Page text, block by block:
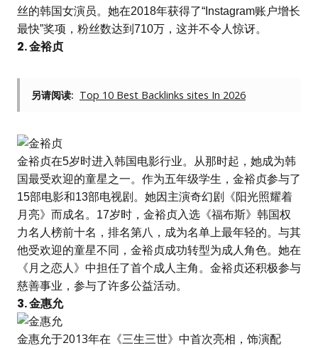
丝的韩国女演员。她在2018年获得了“Instagram账户增长
最快”奖项，粉丝数达到710万，这并不令人惊讶。
2. 金裕贞
另请阅读: Top 10 Best Backlinks sites In 2026
金裕贞在5岁时进入韩国电影行业。从那时起，她成为韩
国最受欢迎的童星之一。作为五年级学生，金裕贞参与了
15部电影和13部电视剧。她因主演奇幻剧《阳光照耀着
月亮》而成名。17岁时，金裕贞入选《福布斯》韩国权
力名人榜前十名，排名第八，成为名单上最年轻的。与其
他受欢迎的童星不同，金裕贞成功转型为成人角色。她在
《月之恋人》中担任了首个成人主角。金裕贞还积极参与
慈善事业，参与了许多公益活动。
3. 金惠允
金惠允于2013年在《三生三世》中首次亮相，饰演配